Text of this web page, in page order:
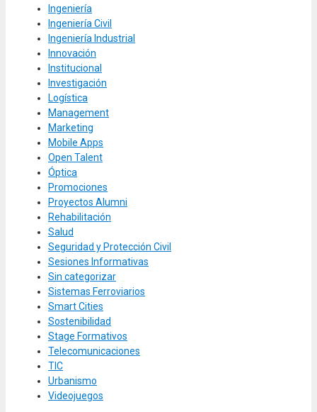
Ingeniería
Ingeniería Civil
Ingeniería Industrial
Innovación
Institucional
Investigación
Logística
Management
Marketing
Mobile Apps
Open Talent
Óptica
Promociones
Proyectos Alumni
Rehabilitación
Salud
Seguridad y Protección Civil
Sesiones Informativas
Sin categorizar
Sistemas Ferroviarios
Smart Cities
Sostenibilidad
Stage Formativos
Telecomunicaciones
TIC
Urbanismo
Videojuegos